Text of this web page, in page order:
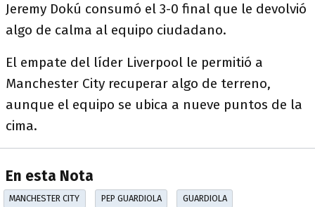
Jeremy Dokú consumó el 3-0 final que le devolvió
algo de calma al equipo ciudadano.
El empate del líder Liverpool le permitió a
Manchester City recuperar algo de terreno,
aunque el equipo se ubica a nueve puntos de la
cima.
En esta Nota
MANCHESTER CITY PEP GUARDIOLA GUARDIOLA